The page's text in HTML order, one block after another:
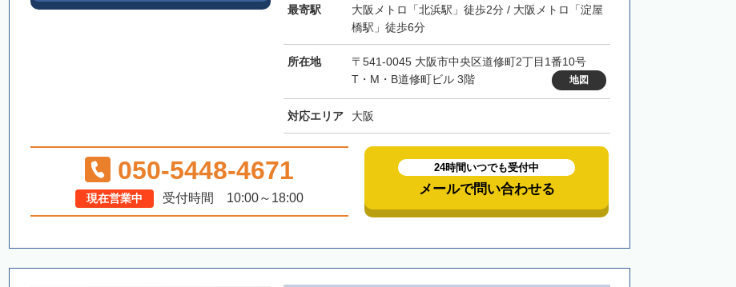
最寄駅
大阪メトロ「北浜駅」徒歩2分 / 大阪メトロ「淀屋
橋駅」徒歩6分
所在地
〒541-0045 大阪市中央区道修町2丁目1番10号
T・M・B道修町ビル 3階
地図
対応エリア 大阪
050-5448-4671
現在営業中 受付時間 10:00～18:00
24時間いつでも受付中
メールで問い合わせる